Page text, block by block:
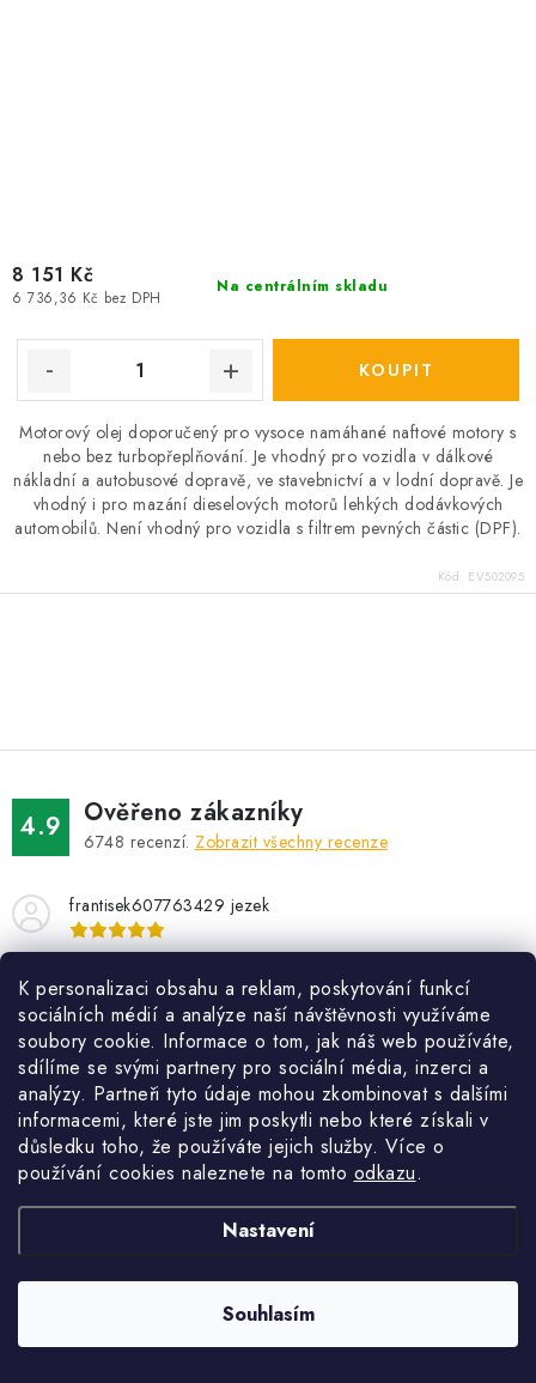
K personalizaci obsahu a reklam, poskytování funkcí
sociálních médií a analýze naší návštěvnosti využíváme
soubory cookie. Informace o tom, jak náš web používáte,
sdílíme se svými partnery pro sociální média, inzerci a
analýzy. Partneři tyto údaje mohou zkombinovat s dalšími
informacemi, které jste jim poskytli nebo které získali v
důsledku toho, že používáte jejich služby. Více o
používání cookies naleznete na tomto odkazu.
Nastavení
Souhlasím
Na centrálním skladu
6 736,36 Kč bez DPH
8 151 Kč
Motorový olej doporučený pro vysoce namáhané naftové motory s
nebo bez turbopřeplňování. Je vhodný pro vozidla v dálkové
nákladní a autobusové dopravě, ve stavebnictví a v lodní dopravě. Je
vhodný i pro mazání dieselových motorů lehkých dodávkových
automobilů. Není vhodný pro vozidla s filtrem pevných částic (DPF).
Kód: EV502095
á
d
a
c
p
r
v
k
y
v
ý
p
s
4.9 Ověřeno zákazníky
6748 recenzí. Zobrazit všechny recenze
frantisek607763429 jezek
vybory akorat drpbet drahy
Sledujte nás na Instagramu